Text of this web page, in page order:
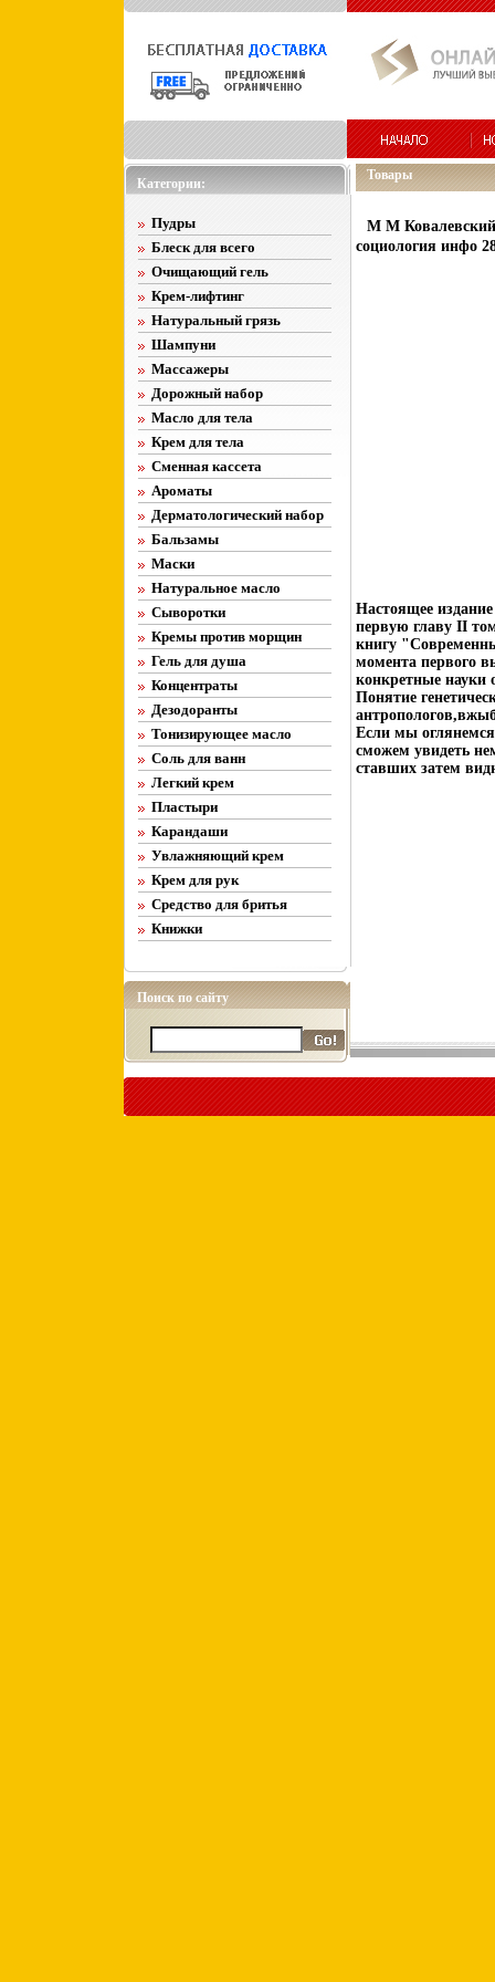
Категории:
Пудры
Блеск для всего
Очищающий гель
Крем-лифтинг
Натуральный грязь
Шампуни
Массажеры
Дорожный набор
Масло для тела
Крем для тела
Сменная кассета
Ароматы
Дерматологический набор
Бальзамы
Маски
Натуральное масло
Сыворотки
Кремы против морщин
Гель для душа
Концентраты
Дезодоранты
Тонизирующее масло
Соль для ванн
Легкий крем
Пластыри
Карандаши
Увлажняющий крем
Крем для рук
Средство для бритья
Книжки
Поиск по сайту
Товары
М М Ковалевский
социология инфо
Настоящее
первую главу II
книгу
момента первого
конкретные науки
Понятие
Если мы оглянемся
сможем увидеть
ставших затем